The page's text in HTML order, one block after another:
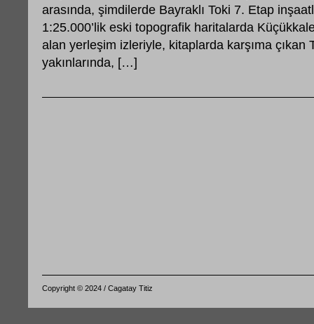
arasında, şimdilerde Bayraklı Toki 7. Etap
1:25.000’lik eski topografik haritalarda
alan yerleşim izleriyle, kitaplarda karşıma çıkan
yakınlarında, […]
Copyright © 2024 / Cagatay Titiz